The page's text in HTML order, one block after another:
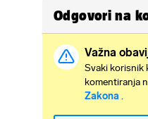
Odgovori na
Važna
Svaki korisnik
komentiranja
Zakona .